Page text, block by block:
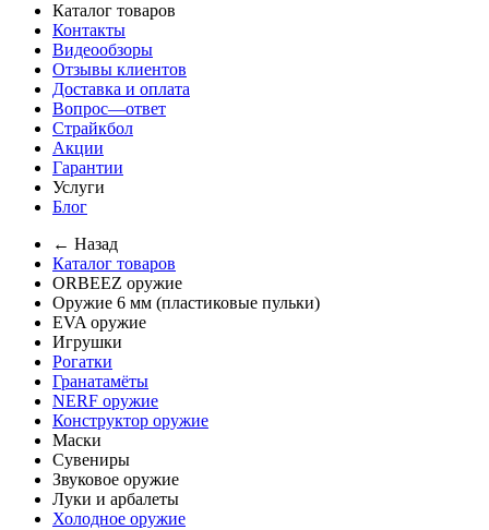
Каталог товаров
Контакты
Видеообзоры
Отзывы клиентов
Доставка и оплата
Вопрос—ответ
Страйкбол
Акции
Гарантии
Услуги
Блог
← Назад
Каталог товаров
ORBEEZ оружие
Оружие 6 мм (пластиковые пульки)
EVA оружие
Игрушки
Рогатки
Гранатамёты
NERF оружие
Конструктор оружие
Маски
Сувениры
Звуковое оружие
Луки и арбалеты
Холодное оружие